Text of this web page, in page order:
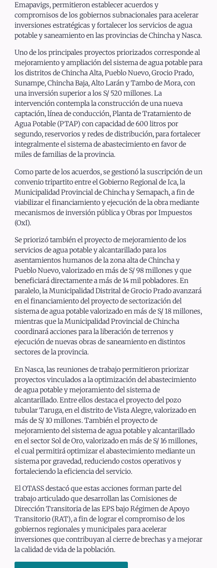
Emapavigs, permitieron establecer acuerdos y
compromisos de los gobiernos subnacionales para acelerar
inversiones estratégicas y fortalecer los servicios de agua
potable y saneamiento en las provincias de Chincha y Nasca.
Uno de los principales proyectos priorizados corresponde al
mejoramiento y ampliación del sistema de agua potable para
los distritos de Chincha Alta, Pueblo Nuevo, Grocio Prado,
Sunampe, Chincha Baja, Alto Larán y Tambo de Mora, con
una inversión superior a los S/ 520 millones. La
intervención contempla la construcción de una nueva
captación, línea de conducción, Planta de Tratamiento de
Agua Potable (PTAP) con capacidad de 600 litros por
segundo, reservorios y redes de distribución, para fortalecer
integralmente el sistema de abastecimiento en favor de
miles de familias de la provincia.
Como parte de los acuerdos, se gestionó la suscripción de un
convenio tripartito entre el Gobierno Regional de Ica, la
Municipalidad Provincial de Chincha y Semapach, a fin de
viabilizar el financiamiento y ejecución de la obra mediante
mecanismos de inversión pública y Obras por Impuestos
(OxI).
Se priorizó también el proyecto de mejoramiento de los
servicios de agua potable y alcantarillado para los
asentamientos humanos de la zona alta de Chincha y
Pueblo Nuevo, valorizado en más de S/ 98 millones y que
beneficiará directamente a más de 14 mil pobladores. En
paralelo, la Municipalidad Distrital de Grocio Prado avanzará
en el financiamiento del proyecto de sectorización del
sistema de agua potable valorizado en más de S/ 18 millones,
mientras que la Municipalidad Provincial de Chincha
coordinará acciones para la liberación de terrenos y
ejecución de nuevas obras de saneamiento en distintos
sectores de la provincia.
En Nasca, las reuniones de trabajo permitieron priorizar
proyectos vinculados a la optimización del abastecimiento
de agua potable y mejoramiento del sistema de
alcantarillado. Entre ellos destaca el proyecto del pozo
tubular Taruga, en el distrito de Vista Alegre, valorizado en
más de S/ 10 millones. También el proyecto de
mejoramiento del sistema de agua potable y alcantarillado
en el sector Sol de Oro, valorizado en más de S/ 16 millones,
el cual permitirá optimizar el abastecimiento mediante un
sistema por gravedad, reduciendo costos operativos y
fortaleciendo la eficiencia del servicio.
El OTASS destacó que estas acciones forman parte del
trabajo articulado que desarrollan las Comisiones de
Dirección Transitoria de las EPS bajo Régimen de Apoyo
Transitorio (RAT), a fin de lograr el compromiso de los
gobiernos regionales y municipales para acelerar
inversiones que contribuyan al cierre de brechas y a mejorar
la calidad de vida de la población.